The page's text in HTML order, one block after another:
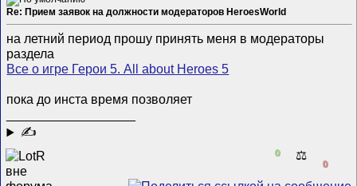
Re: Прием заявок на должности модераторов HeroesWorld
на летний период прошу принять меня в модераторы
раздела
Все о игре Герои 5. All about Heroes 5
пока до инста время позволяет
✍
0 ⚖️
0